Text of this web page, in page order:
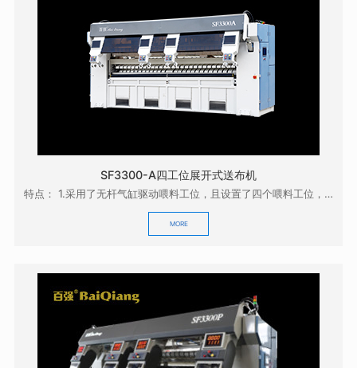
SF3300-A四工位展开式送布机
特点： 1.采用了无杆气缸驱动喂料工位，且设置了四个喂料工位，操作方便，效率高；0 2.采用...
MORE